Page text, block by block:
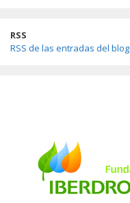
RSS
RSS de las entradas del blog